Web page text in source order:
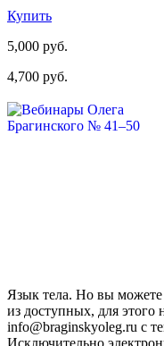
Купить
5,000 руб.
4,700 руб.
Язык тела. Но вы
из доступных, для этого
info@braginskyoleg.ru с
Исключительно